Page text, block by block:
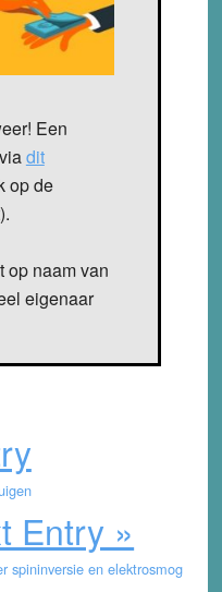
Een
dit
op de
op naam van
eigenaar
Entry »
spininversie en elektrosmog